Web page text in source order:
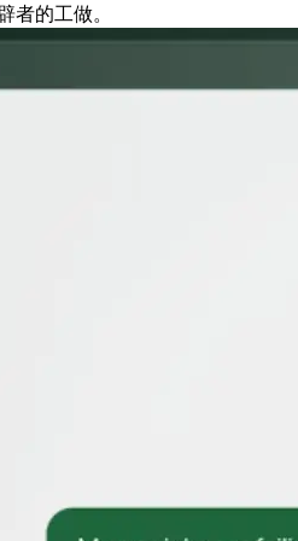
者的工做。